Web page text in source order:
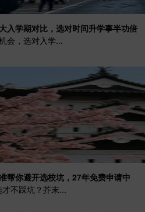
入学期对比，选对时间升学事半功倍
会，选对入学...
帮你避开选校坑，27年免费申请中
不踩坑？芥末...